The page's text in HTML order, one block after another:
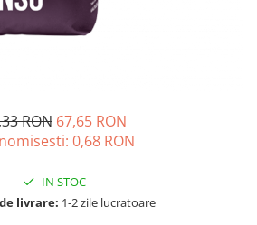
RON 67,65 RON
0,68 RON
IN STOC
livrare: 1-2 zile lucratoare